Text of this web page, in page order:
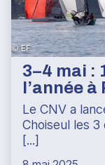
3–4 mai :
l’année
Le CNV a
Choiseul les
[...]